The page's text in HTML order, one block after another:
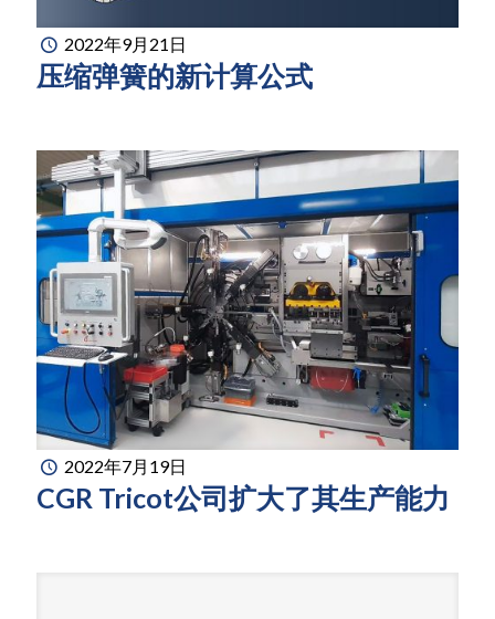
2022年9月21日
压缩弹簧的新计算公式
2022年7月19日
CGR Tricot公司扩大了其生产能力